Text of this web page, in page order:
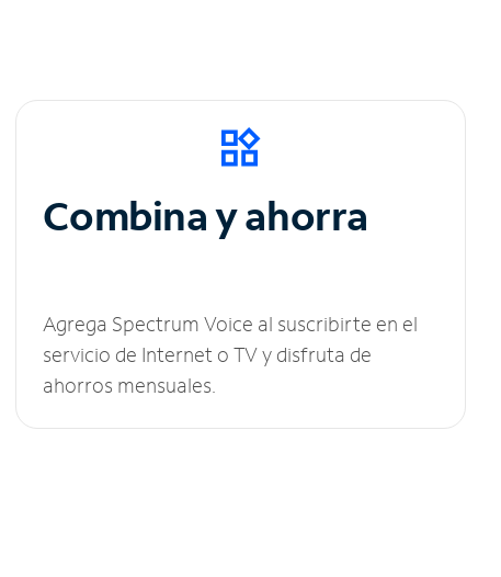
Combina y ahorra
Agrega Spectrum Voice al suscribirte en el
servicio de Internet o TV y disfruta de
ahorros mensuales.